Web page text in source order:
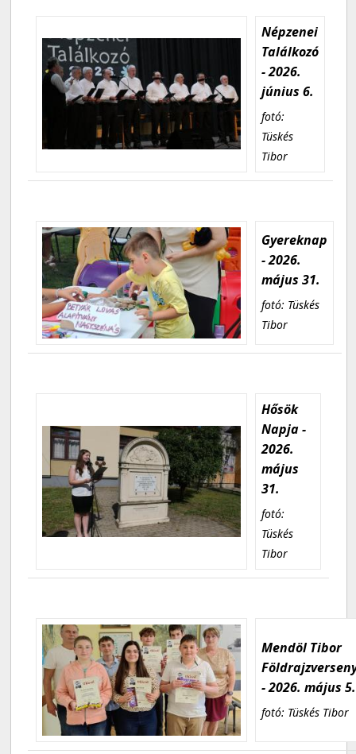
Népzenei
Találkozó
- 2026.
június 6.
fotó:
Tüskés
Tibor
Gyereknap
- 2026.
május 31.
fotó: Tüskés
Tibor
Hősök
Napja -
2026.
május
31.
fotó:
Tüskés
Tibor
Mendöl Tibor
- 2026. május 5.
fotó: Tüskés Tibor